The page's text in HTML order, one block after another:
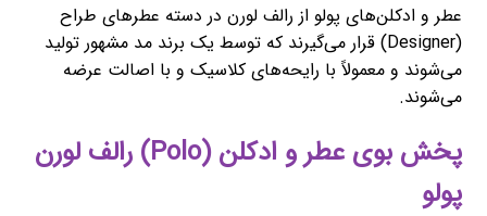
عطر و ادکلن‌های پولو از رالف لورن در دسته عطرهای طراح
(Designer) قرار می‌گیرند که توسط یک برند مد مشهور تولید
می‌شوند و معمولاً با رایحه‌های کلاسیک و با اصالت عرضه
می‌شوند.
پخش بوی عطر و ادکلن (Polo) رالف لورن
پولو